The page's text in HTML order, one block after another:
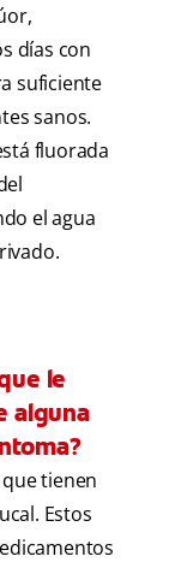
días con
suficiente
sanos.
fluorada
el agua
le
alguna
tienen
Estos